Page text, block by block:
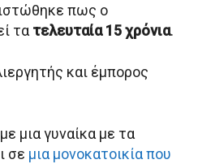
πως ο
τατελευταία 15 χρόνια.
και έμπορος
μια γυναίκα με τα
σε μια μονοκατοικία που